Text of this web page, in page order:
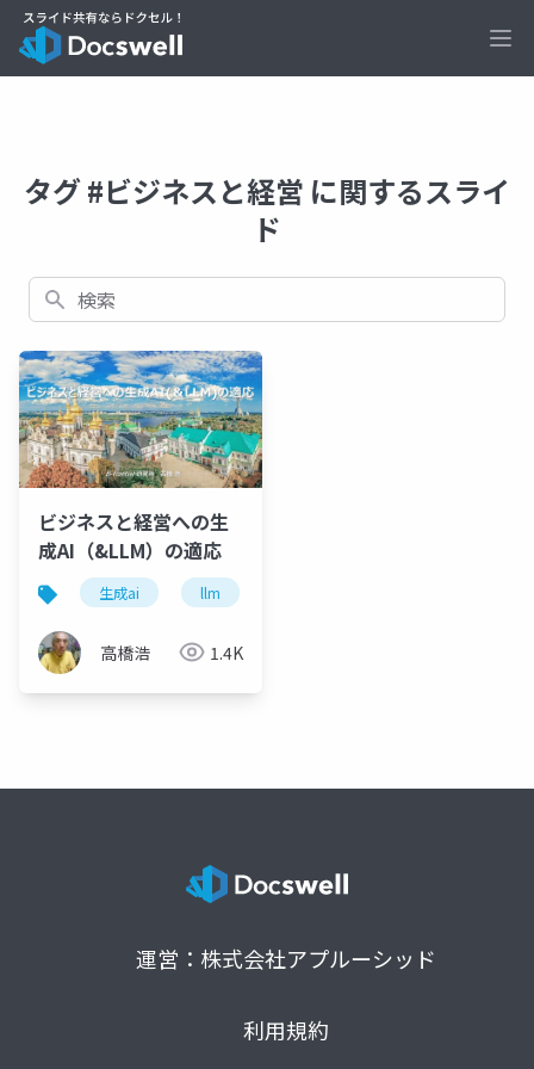
タグ #ビジネスと経営 に関するスライ
ド
検索
ビジネスと経営への生
成AI（&LLM）の適応
生成ai llm
高橋浩 1.4K
運営：株式会社アプルーシッド
利用規約